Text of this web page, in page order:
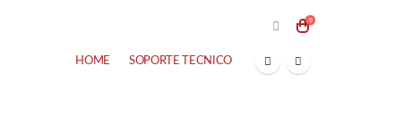
0
HOME SOPORTE TECNICO